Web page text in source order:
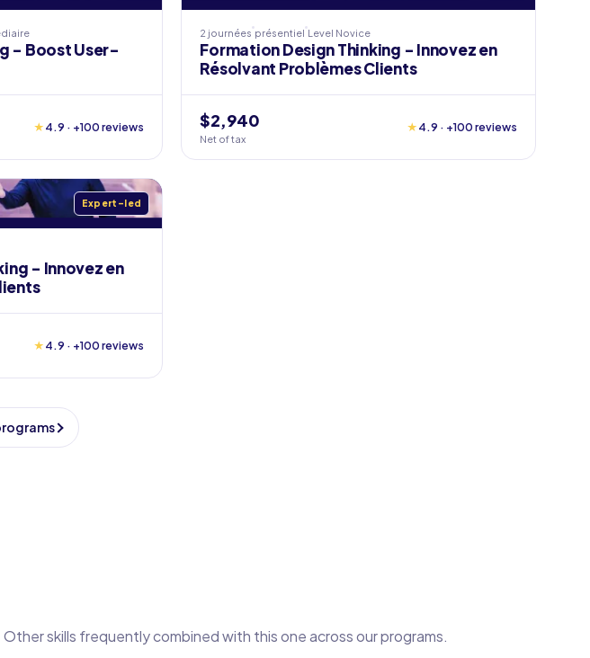
- Boost User-
★ 4.9 · +100 reviews
2 journées présentiel Level Novice
Formation Design Thinking - Innovez en
Résolvant Problèmes Clients
$2,940
Net of tax
★ 4.9 · +100 reviews
Expert-led
- Innovez en
★ 4.9 · +100 reviews
Other skills frequently combined with this one across our programs.